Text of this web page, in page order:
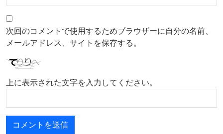
次回のコメントで使用するためブラウザーに自分の名前、
メールアドレス、サイトを保存する。
上に表示された文字を入力してください。